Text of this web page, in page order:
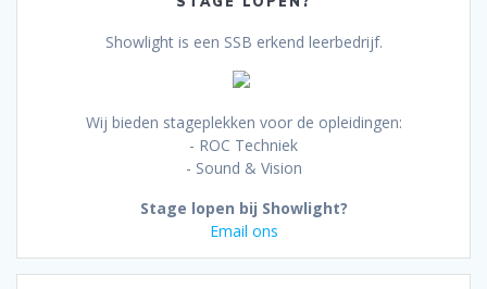
Showlight is een SSB erkend leerbedrijf.
Wij bieden stageplekken voor de opleidingen:
- ROC Techniek
- Sound & Vision
Stage lopen bij Showlight?
Email ons